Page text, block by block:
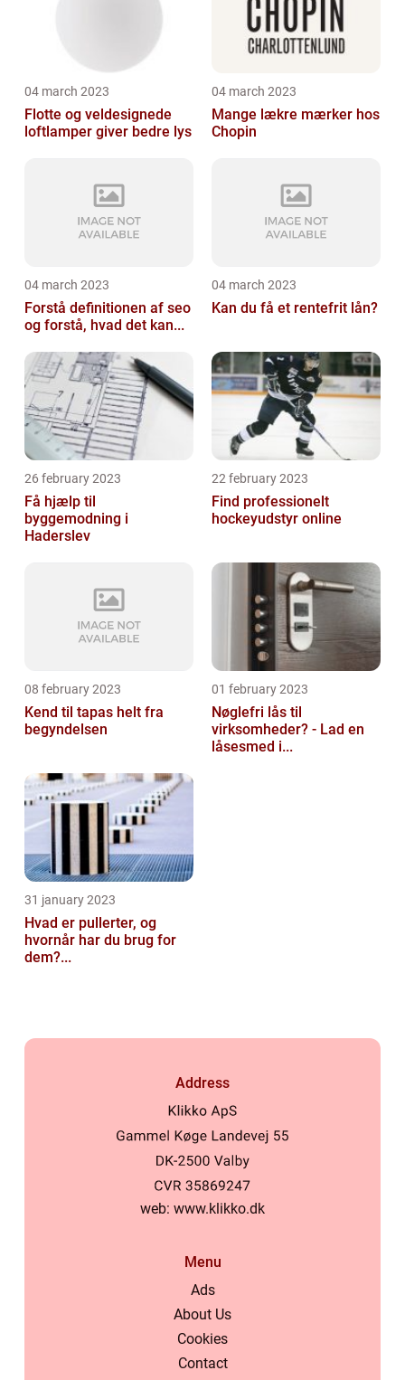
04 march 2023
Flotte og veldesignede
loftlamper giver bedre lys
04 march 2023
Mange lækre mærker hos
Chopin
04 march 2023
Forstå definitionen af seo
og forstå, hvad det kan...
04 march 2023
Kan du få et rentefrit lån?
26 february 2023
Få hjælp til
byggemodning i
Haderslev
22 february 2023
Find professionelt
hockeyudstyr online
08 february 2023
Kend til tapas helt fra
begyndelsen
01 february 2023
Nøglefri lås til
virksomheder? - Lad en
låsesmed i...
31 january 2023
Hvad er pullerter, og
hvornår har du brug for
dem?...
Address
web: www.klikko.dk
Menu
Ads
About Us
Cookies
Contact